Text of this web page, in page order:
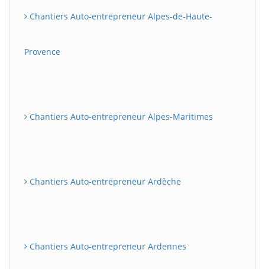
Chantiers Auto-entrepreneur Alpes-de-Haute-
Provence
Chantiers Auto-entrepreneur Alpes-Maritimes
Chantiers Auto-entrepreneur Ardèche
Chantiers Auto-entrepreneur Ardennes